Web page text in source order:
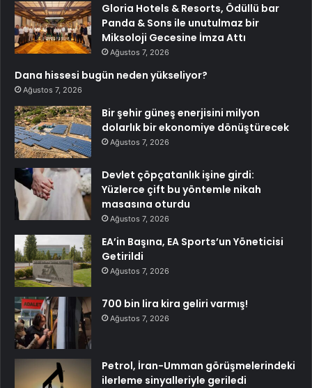
Gloria Hotels & Resorts, Ödüllü bar
Panda & Sons ile unutulmaz bir
Miksoloji Gecesine İmza Attı
Ağustos 7, 2026
Dana hissesi bugün neden yükseliyor?
Ağustos 7, 2026
Bir şehir güneş enerjisini milyon
dolarlık bir ekonomiye dönüştürecek
Ağustos 7, 2026
Devlet çöpçatanlık işine girdi:
Yüzlerce çift bu yöntemle nikah
masasına oturdu
Ağustos 7, 2026
EA’in Başına, EA Sports’un Yöneticisi
Getirildi
Ağustos 7, 2026
700 bin lira kira geliri varmış!
Ağustos 7, 2026
Petrol, İran-Umman görüşmelerindeki
ilerleme sinyalleriyle geriledi